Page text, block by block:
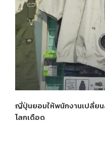
ญี่ปุ่นยอมให้พนักงานเปลี่ยน
โลกเดือด